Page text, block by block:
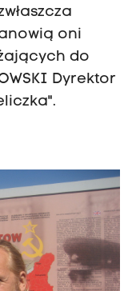
oni
do
Dyrektor